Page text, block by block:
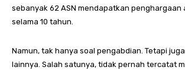
sebanyak 62 ASN mendapatkan penghargaan
selama 10 tahun.
Namun, tak hanya soal pengabdian. Tetapi
lainnya. Salah satunya, tidak pernah tercatat